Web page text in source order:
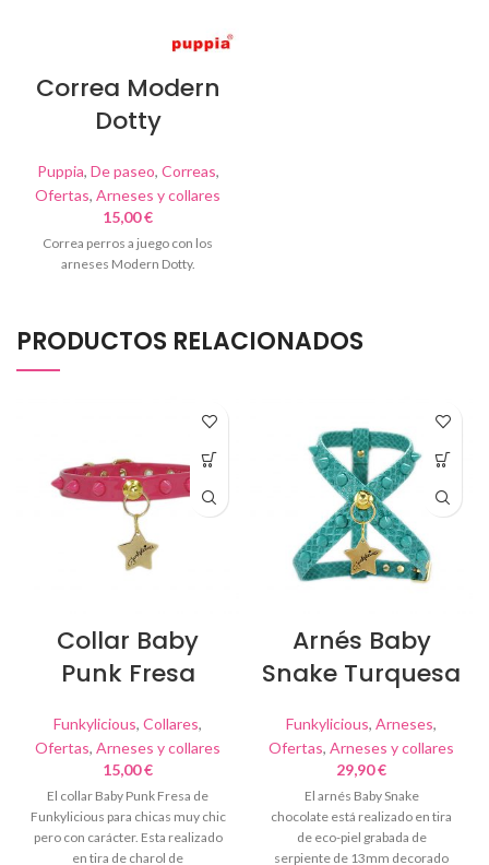
Correa Modern
Dotty
Puppia, De paseo, Correas,
Ofertas, Arneses y collares
15,00€
Correa perros a juego con los
arneses Modern Dotty.
PRODUCTOS RELACIONADOS
Collar Baby
Punk Fresa
Funkylicious, Collares,
Ofertas, Arneses y collares
15,00€
El collar Baby Punk Fresa de
Funkylicious para chicas muy chic
pero con carácter. Esta realizado
en tira de charol de
Arnés Baby
Snake Turquesa
Funkylicious, Arneses,
Ofertas, Arneses y collares
29,90€
El arnés Baby Snake
chocolate está realizado en tira
de eco-piel grabada de
serpiente de 13mm decorado